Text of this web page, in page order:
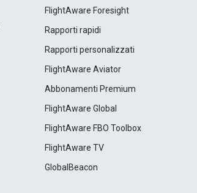
FlightAware Foresight
Rapporti rapidi
Rapporti personalizzati
FlightAware Aviator
Abbonamenti Premium
FlightAware Global
FlightAware FBO Toolbox
FlightAware TV
GlobalBeacon